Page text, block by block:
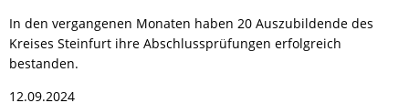
In den vergangenen Monaten haben 20 Auszubildende des
Kreises Steinfurt ihre Abschlussprüfungen erfolgreich
bestanden.
12.09.2024